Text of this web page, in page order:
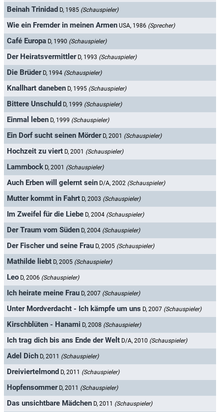
Beinah Trinidad D, 1985 (Schauspieler)
Wie ein Fremder in meinen Armen USA, 1986 (Sprecher)
Café Europa D, 1990 (Schauspieler)
Der Heiratsvermittler D, 1993 (Schauspieler)
Die Brüder D, 1994 (Schauspieler)
Knallhart daneben D, 1995 (Schauspieler)
Bittere Unschuld D, 1999 (Schauspieler)
Einmal leben D, 1999 (Schauspieler)
Ein Dorf sucht seinen Mörder D, 2001 (Schauspieler)
Hochzeit zu viert D, 2001 (Schauspieler)
Lammbock D, 2001 (Schauspieler)
Auch Erben will gelernt sein D/A, 2002 (Schauspieler)
Mutter kommt in Fahrt D, 2003 (Schauspieler)
Im Zweifel für die Liebe D, 2004 (Schauspieler)
Der Traum vom Süden D, 2004 (Schauspieler)
Der Fischer und seine Frau D, 2005 (Schauspieler)
Mathilde liebt D, 2005 (Schauspieler)
Leo D, 2006 (Schauspieler)
Ich heirate meine Frau D, 2007 (Schauspieler)
Unter Mordverdacht - Ich kämpfe um uns D, 2007 (Schauspieler)
Kirschblüten - Hanami D, 2008 (Schauspieler)
Ich trag dich bis ans Ende der Welt D/A, 2010 (Schauspieler)
Adel Dich D, 2011 (Schauspieler)
Dreiviertelmond D, 2011 (Schauspieler)
Hopfensommer D, 2011 (Schauspieler)
Das unsichtbare Mädchen D, 2011 (Schauspieler)